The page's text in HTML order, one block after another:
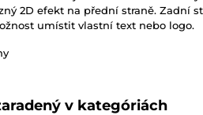
2D efekt na přední straně. Zadní
umístit vlastní text nebo logo.
v kategóriách